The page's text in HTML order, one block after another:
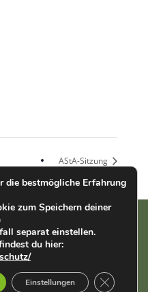
AStA-Sitzung
Gießen |Impressum
die bestmögliche Erfahrung
zum Speichern deiner
separat einstellen.
du hier:
Einstellungen GDPR